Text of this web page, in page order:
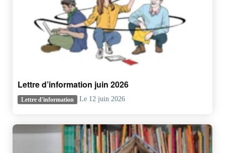
Lettre d’information juin 2026
Lettre d'information Le 12 juin 2026